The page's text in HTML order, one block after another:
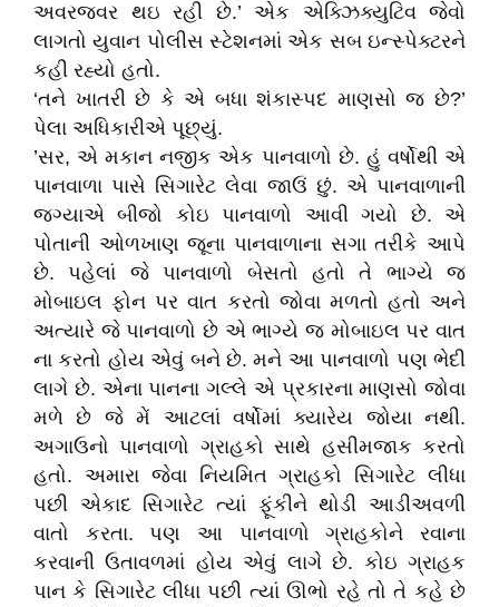
અવરજવર થઇ રહી છે.’ એક એક્ઝિક્યુટિવ જેવો
લાગતો યુવાન પોલીસ સ્ટેશનમાં એક સબ ઇન્સ્પેક્ટરને
કહી રહ્યો હતો.
‘તને ખાતરી છે કે એ બધા શંકાસ્પદ માણસો જ છે?’
પેલા અધિકારીએ પૂછ્યું.
’સર, એ મકાન નજીક એક પાનવાળો છે. હું વર્ષોથી એ
પાનવાળા પાસે સિગારેટ લેવા જાઉં છું. એ પાનવાળાની
જગ્યાએ બીજો કોઇ પાનવાળો આવી ગયો છે. એ
પોતાની ઓળખાણ જૂના પાનવાળાના સગા તરીકે આપે
છે. પહેલાં જે પાનવાળો બેસતો હતો તે ભાગ્યે જ
મોબાઇલ ફોન પર વાત કરતો જોવા મળતો હતો અને
અત્યારે જે પાનવાળો છે એ ભાગ્યે જ મોબાઇલ પર વાત
ના કરતો હોય એવું બને છે. મને આ પાનવાળો પણ ભેદી
લાગે છે. એના પાનના ગલ્લે એ પ્રકારના માણસો જોવા
મળે છે જે મેં આટલાં વર્ષોમાં ક્યારેય જોયા નથી.
અગાઉનો પાનવાળો ગ્રાહકો સાથે હસીમજાક કરતો
હતો. અમારા જેવા નિયમિત ગ્રાહકો સિગારેટ લીધા
પછી એકાદ સિગારેટ ત્યાં ફૂંકીને થોડી આડીઅવળી
વાતો કરતા. પણ આ પાનવાળો ગ્રાહકોને રવાના
કરવાની ઉતાવળમાં હોય એવું લાગે છે. કોઇ ગ્રાહક
પાન કે સિગારેટ લીધા પછી ત્યાં ઊભો રહે તો તે કહે છે